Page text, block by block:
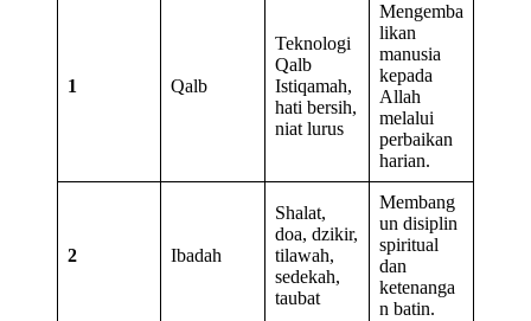
1 Qalb
Teknologi
Qalb
Istiqamah,
hati bersih,
niat lurus
Mengemba
likan
manusia
kepada
Allah
melalui
perbaikan
harian.
2 Ibadah
Shalat,
doa, dzikir,
tilawah,
sedekah,
taubat
Membang
un disiplin
spiritual
dan
ketenanga
n batin.